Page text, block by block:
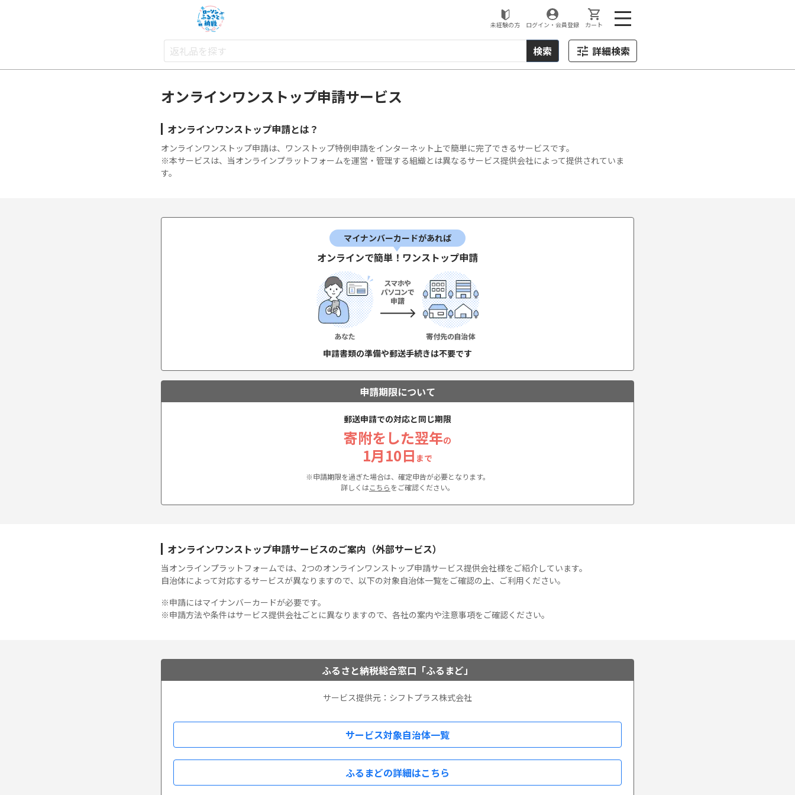
未経験の方 ログイン・会員登録 カート
検索 詳細検索
LAWSON
オンラインワンストップ申請サービス
オンラインワンストップ申請とは？
オンラインワンストップ申請は、ワンストップ特例申請をインターネット上で簡単に完了できるサービスです。
※本サービスは、当オンラインプラットフォームを運営・管理する組織とは異なるサービス提供会社によって提供されていま
す。
マイナンバーカードがあれば
オンラインで簡単！ワンストップ申請
申請書類の準備や郵送手続きは不要です
申請期限について
郵送申請での対応と同じ期限
寄附をした翌年の
1月10日 まで
※申請期限を過ぎた場合は、確定申告が必要となります。
詳しくはこちらをご確認ください。
オンラインワンストップ申請サービスのご案内（外部サービス）
当オンラインプラットフォームでは、2つのオンラインワンストップ申請サービス提供会社様をご紹介しています。
自治体によって対応するサービスが異なりますので、以下の対象自治体一覧をご確認の上、ご利用ください。
※申請にはマイナンバーカードが必要です。
※申請方法や条件はサービス提供会社ごとに異なりますので、各社の案内や注意事項をご確認ください。
ふるさと納税総合窓口「ふるまど」
サービス提供元：シフトプラス株式会社
サービス対象自治体一覧
ふるまどの詳細はこちら